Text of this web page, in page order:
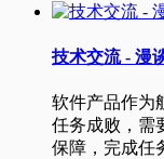
技术交流 - 漫
软件产品作为
任务成败，需
保障，完成任